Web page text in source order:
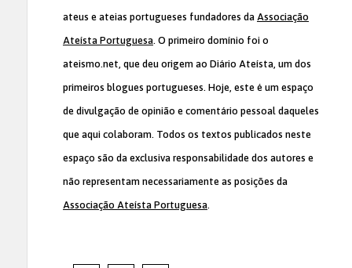
ateus e ateias portugueses fundadores da Associação
Ateísta Portuguesa. O primeiro domínio foi o
ateismo.net, que deu origem ao Diário Ateísta, um dos
primeiros blogues portugueses. Hoje, este é um espaço
de divulgação de opinião e comentário pessoal daqueles
que aqui colaboram. Todos os textos publicados neste
espaço são da exclusiva responsabilidade dos autores e
não representam necessariamente as posições da
Associação Ateísta Portuguesa.